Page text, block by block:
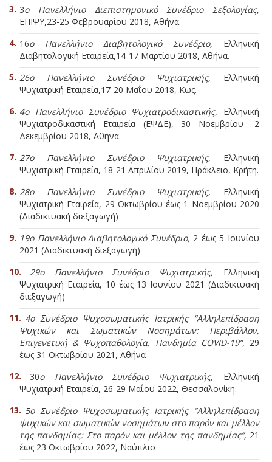
3ο Πανελλήνιο Διεπιστημονικό Συνέδριο Σεξολογίας,
ΕΠΙΨΥ,23-25 Φεβρουαρίου 2018, Αθήνα.
16ο Πανελλήνιο Διαβητολογικό Συνέδριο, Ελληνική
Διαβητολογική Εταιρεία,14-17 Μαρτίου 2018, Αθήνα.
26ο Πανελλήνιο Συνέδριο Ψυχιατρικής, Ελληνική
Ψυχιατρική Εταιρεία,17-20 Μαΐου 2018, Κως.
4ο Πανελλήνιο Συνέδριο Ψυχιατροδικαστικής, Ελληνική
Ψυχιατροδικαστική Εταιρεία (ΕΨΔΕ), 30 Νοεμβρίου -2
Δεκεμβρίου 2018, Αθήνα.
27ο Πανελλήνιο Συνέδριο Ψυχιατρικής, Ελληνική
Ψυχιατρική Εταιρεία, 18-21 Απριλίου 2019, Ηράκλειο, Κρήτη.
28ο Πανελλήνιο Συνέδριο Ψυχιατρικής, Ελληνική
Ψυχιατρική Εταιρεία, 29 Οκτωβρίου έως 1 Νοεμβρίου 2020
(Διαδικτυακή διεξαγωγή)
19ο Πανελλήνιο Διαβητολογικό Συνέδριο, 2 έως 5 Ιουνίου
2021 (Διαδικτυακή διεξαγωγή)
29ο Πανελλήνιο Συνέδριο Ψυχιατρικής, Ελληνική
Ψυχιατρική Εταιρεία, 10 έως 13 Ιουνίου 2021 (Διαδικτυακή
διεξαγωγή)
4ο Συνέδριο Ψυχοσωματικής Ιατρικής “Αλληλεπίδραση
Ψυχικών και Σωματικών Νοσημάτων: Περιβάλλον,
Επιγενετική & Ψυχοπαθολογία. Πανδημία COVID-19”, 29
έως 31 Οκτωβρίου 2021, Αθήνα
30ο Πανελλήνιο Συνέδριο Ψυχιατρικής, Ελληνική
Ψυχιατρική Εταιρεία, 26-29 Μαΐου 2022, Θεσσαλονίκη.
5ο Συνέδριο Ψυχοσωματικής Ιατρικής “Αλληλεπίδραση
ψυχικών και σωματικών νοσημάτων στο παρόν και μέλλον
της πανδημίας: Στο παρόν και μέλλον της πανδημίας”, 21
έως 23 Οκτωβρίου 2022, Ναύπλιο